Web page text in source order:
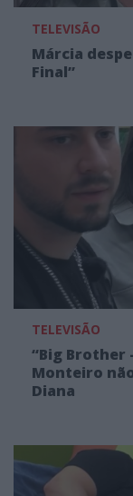
TELEVISÃO
Márcia
Final”
TELEVISÃO
“Big Brother
Monteiro
Diana